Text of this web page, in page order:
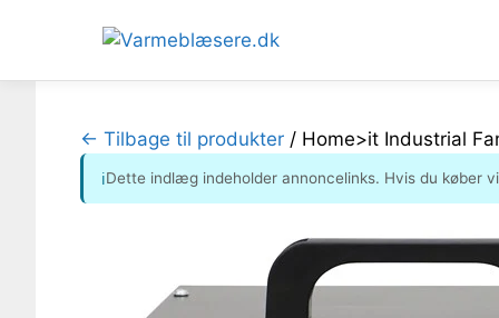
← Tilbage til produkter / Home>it Industrial
ℹDette indlæg indeholder annoncelinks. Hvis du køber